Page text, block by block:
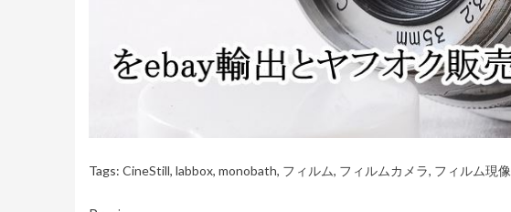
Tags: CineStill, labbox, monobath, フィルム, フィルムカメラ, フィルム現像